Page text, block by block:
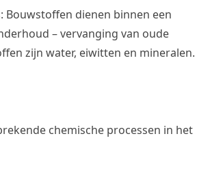
Bouwstoffen dienen binnen een
– vervanging van oude
zijn water, eiwitten en mineralen.
chemische processen in het